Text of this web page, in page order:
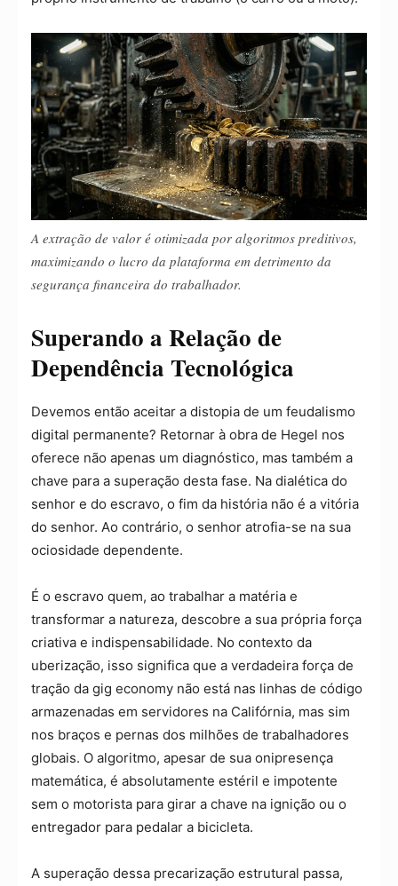
A extração de valor é otimizada por algoritmos preditivos,
maximizando o lucro da plataforma em detrimento da
segurança financeira do trabalhador.
Superando a Relação de
Dependência Tecnológica
Devemos então aceitar a distopia de um feudalismo
digital permanente? Retornar à obra de Hegel nos
oferece não apenas um diagnóstico, mas também a
chave para a superação desta fase. Na dialética do
senhor e do escravo, o fim da história não é a vitória
do senhor. Ao contrário, o senhor atrofia-se na sua
ociosidade dependente.
É o escravo quem, ao trabalhar a matéria e
transformar a natureza, descobre a sua própria força
criativa e indispensabilidade. No contexto da
uberização, isso significa que a verdadeira força de
tração da gig economy não está nas linhas de código
armazenadas em servidores na Califórnia, mas sim
nos braços e pernas dos milhões de trabalhadores
globais. O algoritmo, apesar de sua onipresença
matemática, é absolutamente estéril e impotente
sem o motorista para girar a chave na ignição ou o
entregador para pedalar a bicicleta.
A superação dessa precarização estrutural passa,